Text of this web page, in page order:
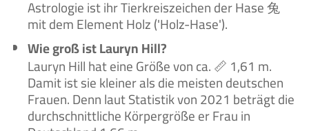
Astrologie ist ihr Tierkreiszeichen der Hase 兔
mit dem Element Holz ('Holz-Hase').
Wie groß ist Lauryn Hill?
Lauryn Hill hat eine Größe von ca. 📏 1,61 m.
Damit ist sie kleiner als die meisten deutschen
Frauen. Denn laut Statistik von 2021 beträgt die
durchschnittliche Körpergröße er Frau in